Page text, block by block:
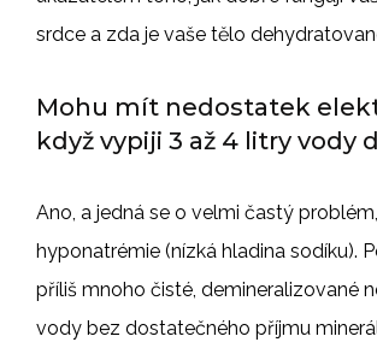
srdce a zda je vaše tělo
Mohu mít nedostatek
když vypiji 3 až 4 litry vody
Ano, a jedná se o velmi častý
hyponatrémie (nízká hladina sodíku).
příliš mnoho čisté, demineralizované
vody bez dostatečného příjmu